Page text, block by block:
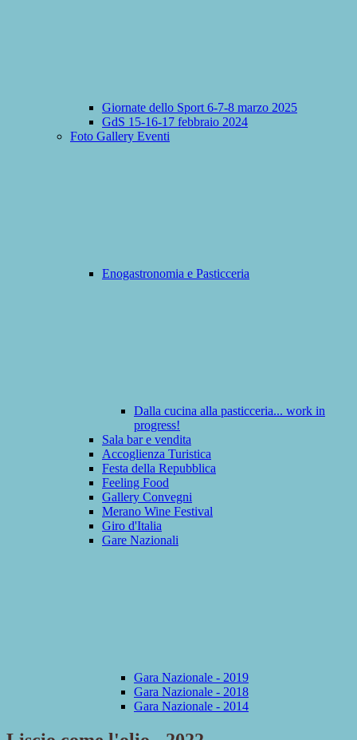
Giornate dello Sport 6-7-8 marzo 2025
GdS 15-16-17 febbraio 2024
Foto Gallery Eventi
Enogastronomia e Pasticceria
Dalla cucina alla pasticceria... work in
progress!
Sala bar e vendita
Accoglienza Turistica
Festa della Repubblica
Feeling Food
Gallery Convegni
Merano Wine Festival
Giro d'Italia
Gare Nazionali
Gara Nazionale - 2019
Gara Nazionale - 2018
Gara Nazionale - 2014